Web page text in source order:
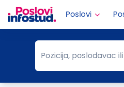
Poslovi
Pozicija, poslodavac ili
Pozicija, poslodavac